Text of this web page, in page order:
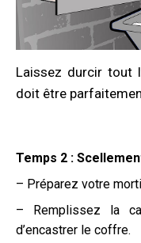
Laissez durcir tout
doit être
Temps 2 :
– Préparez votre
– Remplissez la
d’encastrer le coffre.